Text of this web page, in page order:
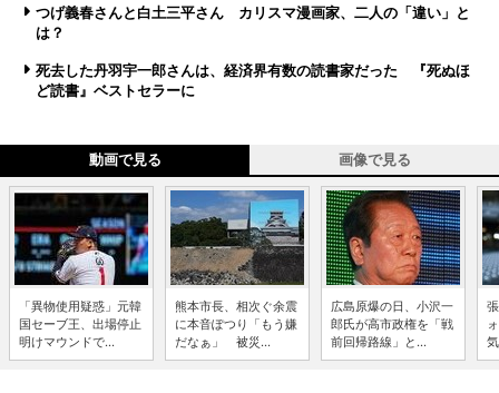
つげ義春さんと白土三平さん カリスマ漫画家、二人の「違い」と
は？
死去した丹羽宇一郎さんは、経済界有数の読書家だった 『死ぬほ
ど読書』ベストセラーに
動画で見る 画像で見る
「異物使用疑惑」元韓
国セーブ王、出場停止
明けマウンドで...
熊本市長、相次ぐ余震
に本音ぽつり「もう嫌
だなぁ」 被災...
広島原爆の日、小沢一
郎氏が高市政権を「戦
前回帰路線」と...